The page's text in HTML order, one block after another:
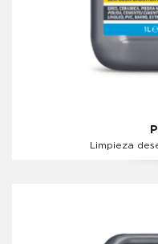
Limpieza